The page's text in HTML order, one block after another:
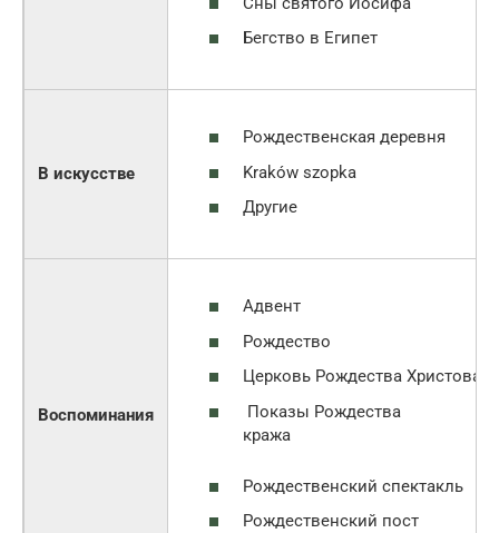
Бегство в Египет
В искусстве
Рождественская деревня
Kraków szopka
Другие
Воспоминания
Адвент
Рождество
Церковь Рождества Христова
Показы Рождества
кража
Рождественский спектакль
Рождественский пост